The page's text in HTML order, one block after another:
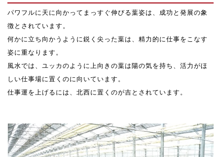
パワフルに天に向かってまっすぐ伸びる葉姿は、成功と発展の象
徴とされています。
何かに立ち向かうように鋭く尖った葉は、精力的に仕事をこなす
姿に重なります。
風水では、ユッカのように上向きの葉は陽の気を持ち、活力がほ
しい仕事場に置くのに向いています。
仕事運を上げるには、北西に置くのが吉とされています。